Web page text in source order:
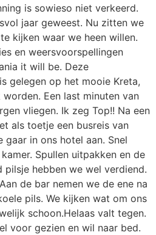
is sowieso niet verkeerd.
jaar geweest. Nu zitten we
kijken waar we heen willen.
en weersvoorspellingen
it will be. Deze
gelegen op het mooie Kreta,
Een last minuten van
vliegen. Ik zeg Top!! Na een
als toetje een busreis van
gaar in ons hotel aan. Snel
Spullen uitpakken en de
pilsje hebben we wel verdiend.
de bar nemen we de ene na
pils. We kijken wat om ons
schoon.Helaas valt tegen.
voor gezien en wil naar bed.